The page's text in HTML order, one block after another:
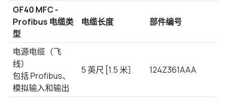
GF40 MFC -
Profibus 电缆类
型
电缆长度 部件编号
电源电缆（飞
线）
包括 Profibus、
模拟输入和输出
5 英尺 [1.5 米］ 124Z361AAA